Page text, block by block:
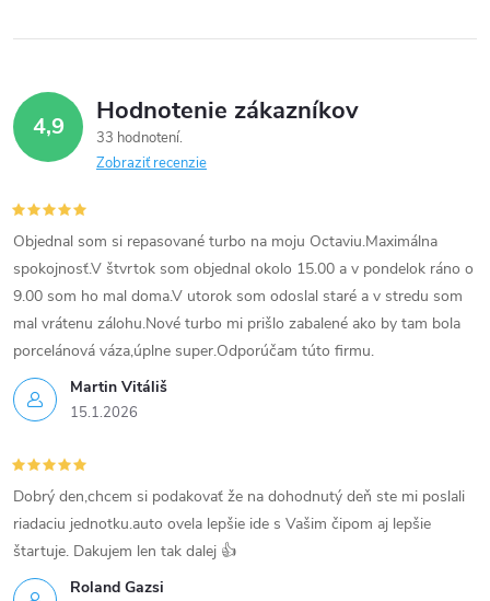
e
p
r
v
k
y
v
ý
p
s
u
4,9 Hodnotenie zákazníkov
33 hodnotení
Zobraziť recenzie
Martin Vitáliš
15.1.2026
Objednal som si repasované turbo na moju Octaviu.Maximálna
spokojnosť.V štvrtok som objednal okolo 15.00 a v pondelok ráno o
9.00 som ho mal doma.V utorok som odoslal staré a v stredu som
mal vrátenu zálohu.Nové turbo mi prišlo zabalené ako by tam bola
porcelánová váza,úplne super.Odporúčam túto firmu.
Roland Gazsi
Dobrý den,chcem si podakovať že na dohodnutý deň ste mi poslali
riadaciu jednotku.auto ovela lepšie ide s Vašim čipom aj lepšie
štartuje. Dakujem len tak dalej 👍